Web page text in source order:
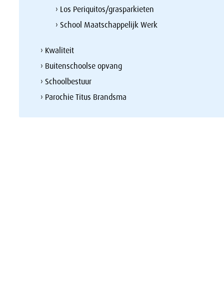
› Los Periquitos/grasparkieten
› School Maatschappelijk Werk
› Kwaliteit
› Buitenschoolse opvang
› Schoolbestuur
› Parochie Titus Brandsma